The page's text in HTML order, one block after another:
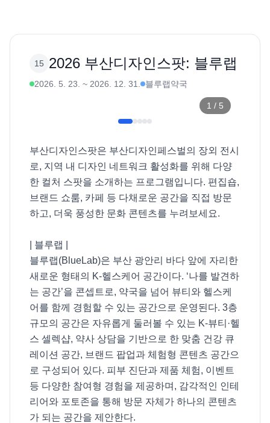
15 2026 부산디자인스팟: 블루랩
2026. 5. 23. ~ 2026. 12. 31. 블루랩약국
1 / 5
부산디자인스팟은 부산디자인페스벌의 장외 전시
로, 지역 내 디자인 네트워크 활성화를 위해 다양
한 컬처 스팟을 소개하는 프로그램입니다. 편집숍,
브랜드 쇼룸, 카페 등 다채로운 공간을 직접 방문
하고, 더욱 풍성한 문화 콘텐츠를 누려보세요.
| 블루랩 |
블루랩(BlueLab)은 부산 광안리 바다 앞에 자리한
새로운 형태의 K-헬스케어 공간이다. ‘나를 발견하
는 공간’을 콘셉트로, 약국을 넘어 뷰티와 헬스케
어를 함께 경험할 수 있는 공간으로 운영된다. 3층
규모의 공간은 자유롭게 둘러볼 수 있는 K-뷰티·헬
스 셀렉샵, 약사 상담을 기반으로 한 맞춤 건강 큐
레이션 공간, 브랜드 팝업과 체험형 콘텐츠 공간으
로 구성되어 있다. 피부 진단과 제품 체험, 이벤트
등 다양한 참여형 경험을 제공하며, 감각적인 인테
리어와 포토존을 통해 방문 자체가 하나의 콘텐츠
가 되는 공간을 제안한다.